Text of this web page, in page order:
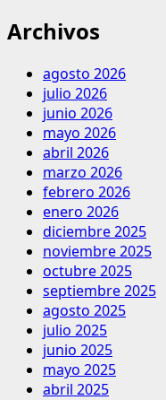
Archivos
agosto 2026
julio 2026
junio 2026
mayo 2026
abril 2026
marzo 2026
febrero 2026
enero 2026
diciembre 2025
noviembre 2025
octubre 2025
septiembre 2025
agosto 2025
julio 2025
junio 2025
mayo 2025
abril 2025